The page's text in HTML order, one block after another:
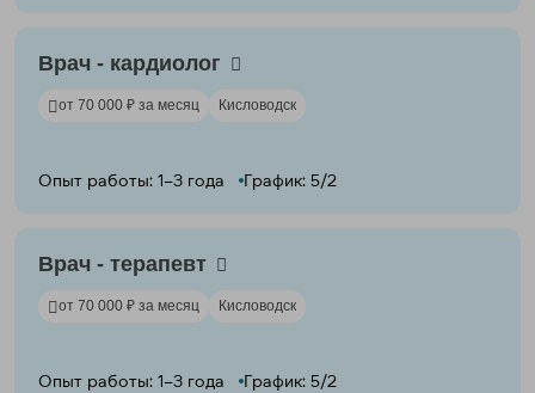
Врач - кардиолог
от 70 000 ₽ за месяц Кисловодск
Опыт работы: 1–3 года График: 5/2
Врач - терапевт
от 70 000 ₽ за месяц Кисловодск
Опыт работы: 1–3 года График: 5/2